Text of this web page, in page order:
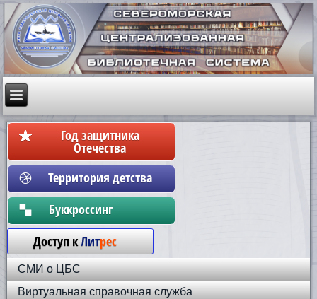
Год защитника
Отечества
Территория детства
Бyккpoccинг
Доступ кЛитрес
СМИ о ЦБС
Виртуальная справочная служба